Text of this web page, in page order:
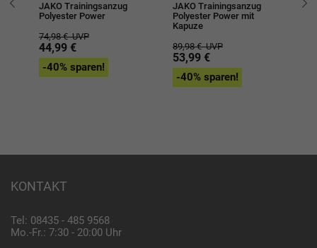
JAKO Trainingsanzug
Polyester Power
74,98 €UVP
44,99 €
-40% sparen!
JAKO Trainingsanzug
Polyester Power mit
Kapuze
89,98 €UVP
53,99 €
-40% sparen!
KONTAKT
Tel: 08435 - 485 9568
Mo.-Fr.: 7:30 - 20:00 Uhr